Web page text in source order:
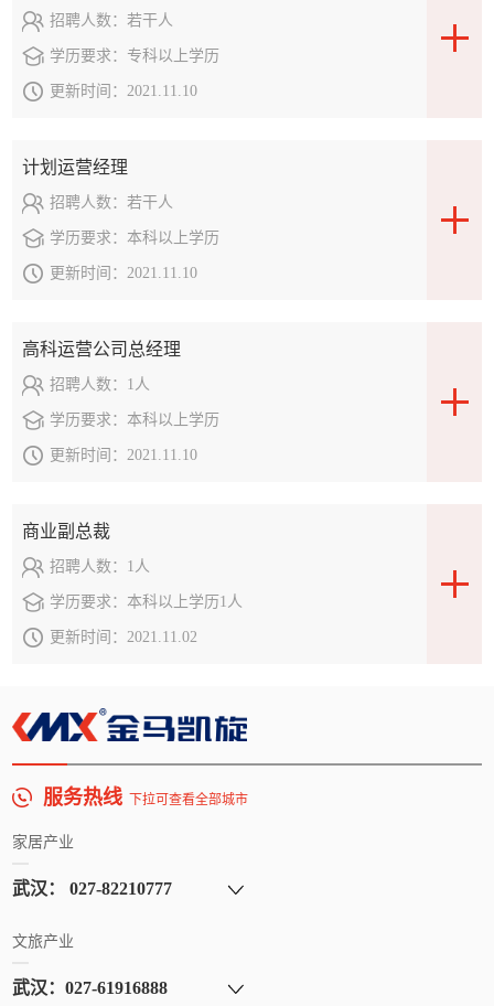
招聘人数： 若干人
学历要求： 专科以上学历
更新时间： 2021.11.10
计划运营经理
招聘人数： 若干人
学历要求： 本科以上学历
更新时间： 2021.11.10
高科运营公司总经理
招聘人数： 1人
学历要求： 本科以上学历
更新时间： 2021.11.10
商业副总裁
招聘人数： 1人
学历要求： 本科以上学历1人
更新时间： 2021.11.02
服务热线 下拉可查看全部城市
家居产业
文旅产业
金马凯旋时代广场